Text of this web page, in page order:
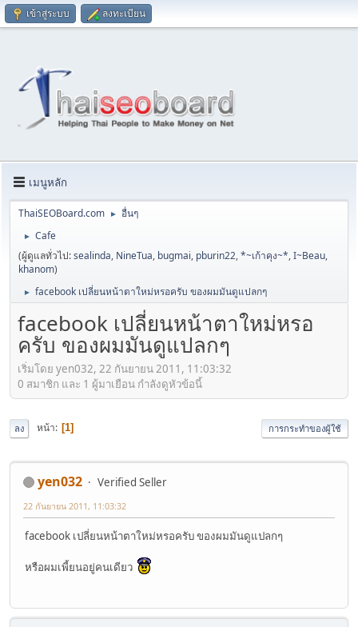
เข้าสู่ระบบ ลงทะเบียน
เมนูหลัก
ThaiSEOBoard.com ► อื่นๆ
►
Cafe
(ผู้ดูแลทั่วไป:sealinda, NineTua, bugmai, pburin22,*~เก้าคุง~*,I~Beau,
khanom)
► facebook เปลี่ยนหน้าตาใหม่หรอครับ ของผมมันดูแปลกๆ
facebook เปลี่ยนหน้าตาใหม่หรอ
ครับ ของผมมันดูแปลกๆ
เริ่มโดย yen032, 22 กันยายน 2011, 11:03:32
0 สมาชิก และ 1 ผู้มาเยือน กำลังดูหัวข้อนี้
ลง หน้า 1 การกระทำของผู้ใช้
yen032 Verified Seller
22 กันยายน 2011, 11:03:32
facebook เปลี่ยนหน้าตาใหม่หรอครับ ของผมมันดูแปลกๆ
หรือผมเพี้ยนอยู่คนเดียว